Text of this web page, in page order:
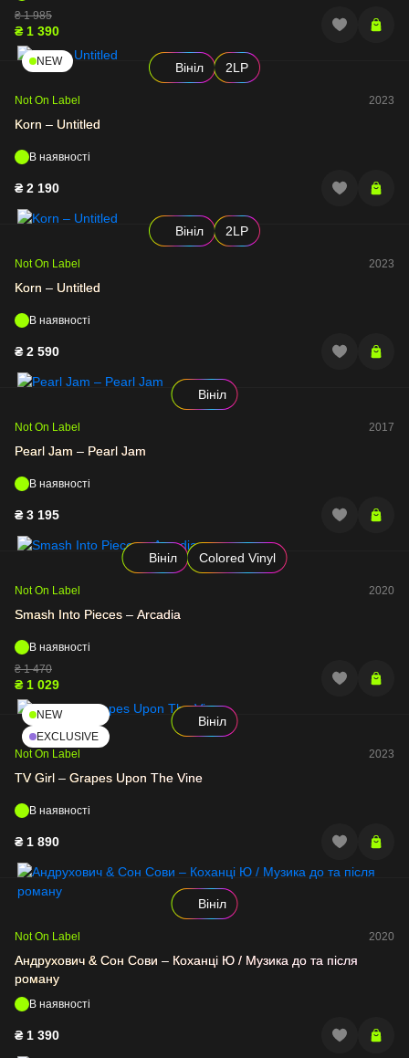
₴1 985
₴ 1 390
NEW Вініл 2LP
Not On Label 2023
Korn – Untitled
В наявності
₴ 2 190
Вініл 2LP
Not On Label 2023
Korn – Untitled
В наявності
₴ 2 590
Вініл
Not On Label 2017
Pearl Jam – Pearl Jam
В наявності
₴ 3 195
Вініл Colored Vinyl
Not On Label 2020
Smash Into Pieces – Arcadia
В наявності
₴1 470
₴ 1 029
NEW
EXCLUSIVE
Вініл
Not On Label 2023
TV Girl – Grapes Upon The Vine
В наявності
₴ 1 890
Вініл
Not On Label 2020
Андрухович & Сон Сови – Коханцi Ю / Музика до та після
роману
В наявності
₴ 1 390